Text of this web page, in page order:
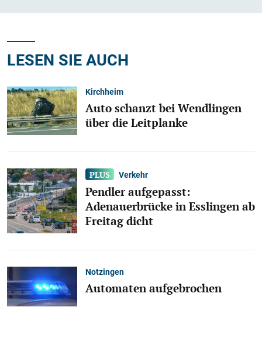
LESEN SIE AUCH
Kirchheim
Auto schanzt bei Wendlingen
über die Leitplanke
Verkehr
Pendler aufgepasst:
Adenauerbrücke in Esslingen ab
Freitag dicht
Notzingen
Automaten aufgebrochen